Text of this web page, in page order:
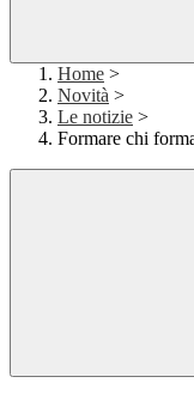
Home >
Novità >
Le notizie >
Formare chi